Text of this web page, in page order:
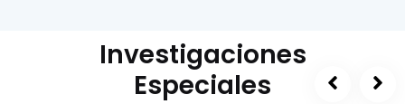
Investigaciones
Especiales